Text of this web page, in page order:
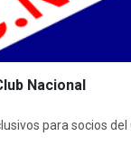
Nacional
para socios del